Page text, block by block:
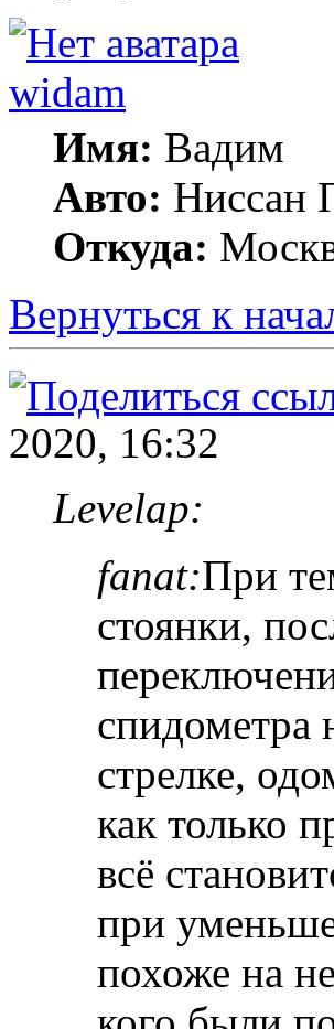
widam
Имя: Вадим
Авто: Ниссан
Откуда:
Вернуться к
2020, 16:32
Levelap:
fanat:При
стоянки,
спидометра
стрелке,
как только
всё
при
похоже на